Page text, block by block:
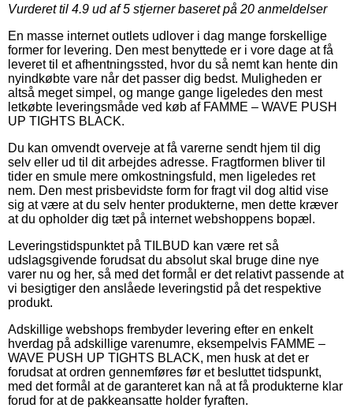
Vurderet til 4.9 ud af 5 stjerner baseret på 20 anmeldelser
En masse internet outlets udlover i dag mange forskellige
former for levering. Den mest benyttede er i vore dage at få
leveret til et afhentningssted, hvor du så nemt kan hente din
nyindkøbte vare når det passer dig bedst. Muligheden er
altså meget simpel, og mange gange ligeledes den mest
letkøbte leveringsmåde ved køb af FAMME – WAVE PUSH
UP TIGHTS BLACK.
Du kan omvendt overveje at få varerne sendt hjem til dig
selv eller ud til dit arbejdes adresse. Fragtformen bliver til
tider en smule mere omkostningsfuld, men ligeledes ret
nem. Den mest prisbevidste form for fragt vil dog altid vise
sig at være at du selv henter produkterne, men dette kræver
at du opholder dig tæt på internet webshoppens bopæl.
Leveringstidspunktet på TILBUD kan være ret så
udslagsgivende forudsat du absolut skal bruge dine nye
varer nu og her, så med det formål er det relativt passende at
vi besigtiger den anslåede leveringstid på det respektive
produkt.
Adskillige webshops frembyder levering efter en enkelt
hverdag på adskillige varenumre, eksempelvis FAMME –
WAVE PUSH UP TIGHTS BLACK, men husk at det er
forudsat at ordren gennemføres før et besluttet tidspunkt,
med det formål at de garanteret kan nå at få produkterne klar
forud for at de pakkeansatte holder fyraften.